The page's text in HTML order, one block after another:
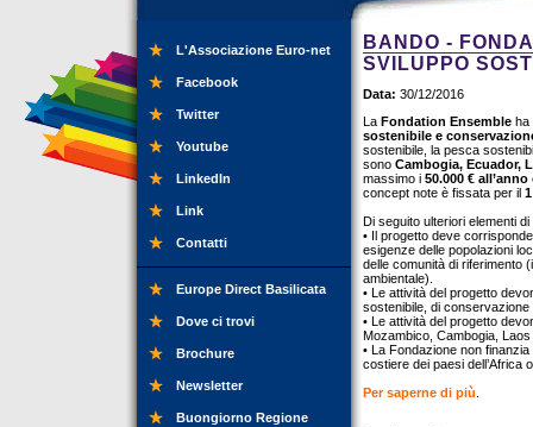
L'Associazione Euro-net
Facebook
Twitter
Youtube
LinkedIn
Link
Contatti
Europe Direct Basilicata
Dove ci trovi
Brochure
Newsletter
Buongiorno Regione
BANDO -
SVILUPPO
Data: 30/12/2016
La Fondation Ensemble ha
sostenibile e
sostenibile, la pesca
sono Cambogia, Ecuador,
massimo i 50.000 € all’anno
concept note è fissata per il
Di seguito ulteriori elementi
• Il progetto deve
esigenze delle popolazioni
delle comunità di riferimento
ambientale).
• Le attività del progetto
sostenibile, di
• Le attività del progetto
Mozambico, Cambogia,
• La Fondazione non
costiere dei paesi dell’Africa
Per saperne di più